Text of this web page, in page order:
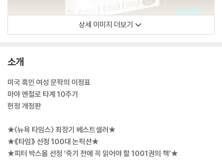
상세 이미지 더보기
소개
미국 흑인 여성 문학의 이정표
마야 앤절로 타계 10주기
헌정 개정판
★〈뉴욕 타임스〉 최장기 베스트셀러★
★《타임》 선정 100대 논픽션★
★피터 박스올 선정 ‘죽기 전에 꼭 읽어야 할 1001권의 책’★